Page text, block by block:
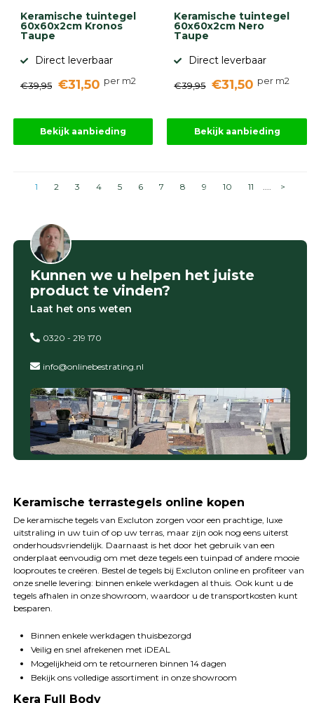
Keramische tuintegel
60x60x2cm Kronos
Taupe
Direct leverbaar
€39,95 €31,50 per m2
Bekijk aanbieding
Keramische tuintegel
60x60x2cm Nero
Taupe
Direct leverbaar
€39,95 €31,50 per m2
Bekijk aanbieding
1 2 3 4 5 6 7 8 9 10 11 .... >
Kunnen we u helpen het juiste
product te vinden?
Laat het ons weten
0320 - 219 170
info@onlinebestrating.nl
Keramische terrastegels online kopen
De keramische tegels van Excluton zorgen voor een prachtige, luxe
uitstraling in uw tuin of op uw terras, maar zijn ook nog eens uiterst
onderhoudsvriendelijk. Daarnaast is het door het gebruik van een
onderplaat eenvoudig om met deze tegels een tuinpad of andere mooie
looproutes te creëren. Bestel de tegels bij Excluton online en profiteer van
onze snelle levering: binnen enkele werkdagen al thuis. Ook kunt u de
tegels afhalen in onze showroom, waardoor u de transportkosten kunt
besparen.
Binnen enkele werkdagen thuisbezorgd
Veilig en snel afrekenen met iDEAL
Mogelijkheid om te retourneren binnen 14 dagen
Bekijk ons volledige assortiment in onze showroom
Kera Full Body